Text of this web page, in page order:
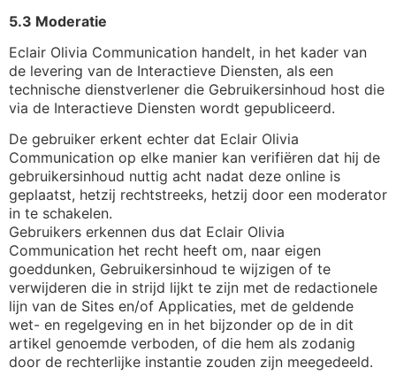
5.3 Moderatie
Eclair Olivia Communication handelt, in het kader van
de levering van de Interactieve Diensten, als een
technische dienstverlener die Gebruikersinhoud host die
via de Interactieve Diensten wordt gepubliceerd.
De gebruiker erkent echter dat Eclair Olivia
Communication op elke manier kan verifiëren dat hij de
gebruikersinhoud nuttig acht nadat deze online is
geplaatst, hetzij rechtstreeks, hetzij door een moderator
in te schakelen.
Gebruikers erkennen dus dat Eclair Olivia
Communication het recht heeft om, naar eigen
goeddunken, Gebruikersinhoud te wijzigen of te
verwijderen die in strijd lijkt te zijn met de redactionele
lijn van de Sites en/of Applicaties, met de geldende
wet- en regelgeving en in het bijzonder op de in dit
artikel genoemde verboden, of die hem als zodanig
door de rechterlijke instantie zouden zijn meegedeeld.